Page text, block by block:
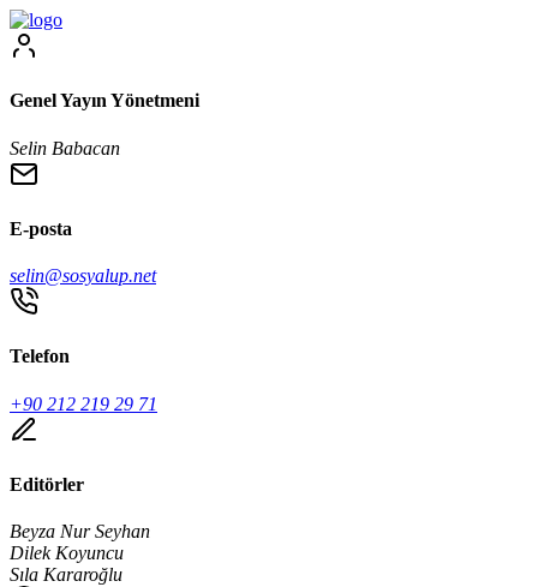
Genel Yayın Yönetmeni
Selin Babacan
E-posta
selin@sosyalup.net
Telefon
+90 212 219 29 71
Editörler
Beyza Nur Seyhan
Dilek Koyuncu
Sıla Kararoğlu